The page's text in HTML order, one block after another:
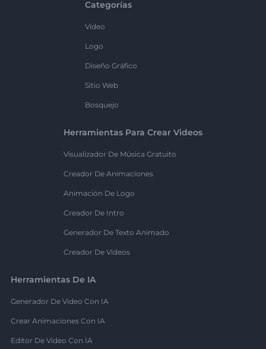
Categorías
Vídeo
Logo
Diseño Gráfico
Sitio Web
Bosquejo
Herramientas Para Crear Videos
Visualizador De Música Gratuito
Creador De Animaciones
Animación De Logo
Creador De Intro
Generador De Texto Animado
Creador De Videos
Herramientas De IA
Generador De Video Con IA
Crear Animaciones Con IA
Editor De Video Con IA